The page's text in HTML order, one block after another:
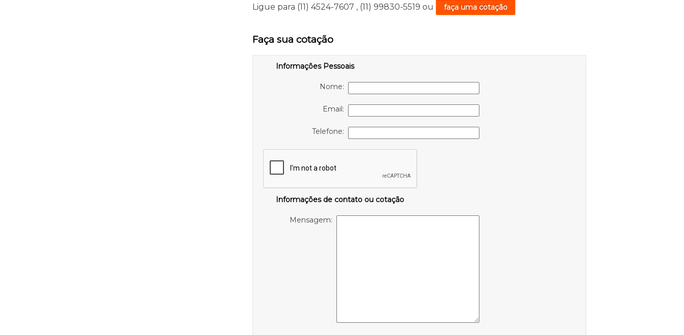
Ligue para (11) 4524-7607 , (11) 99830-5519 ou faça uma cotação
Faça sua cotação
Informações Pessoais
Nome:
Email:
Telefone:
Informações de contato ou cotação
Mensagem: